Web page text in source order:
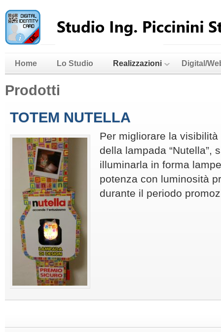
Home Lo Studio Realizzazioni Digital/
Prodotti
TOTEM NUTELLA
Per migliorare la
della lampada “Nutella”,
illuminarla in forma
potenza con luminosità
durante il periodo